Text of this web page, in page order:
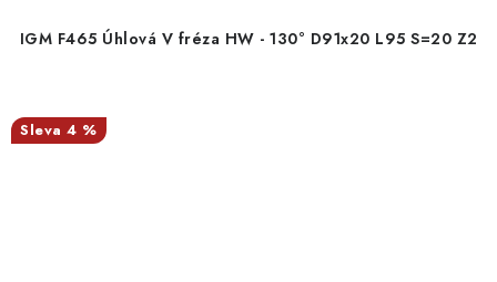
IGM F465 Úhlová V fréza HW - 130° D91x20 L95 S=20 Z2
4 %